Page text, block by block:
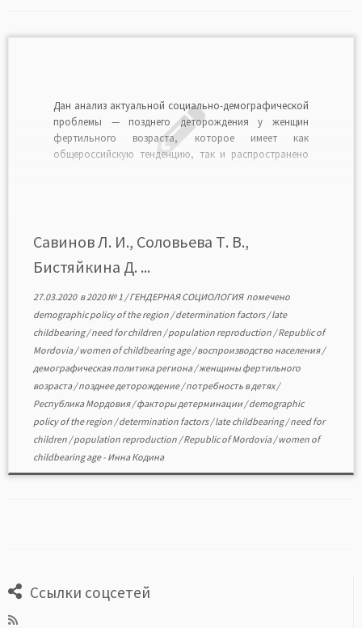
Дан анализ актуальной социально-демографической
проблемы — позднего деторождения у женщин
фертильного возраста, которое имеет как
общероссийскую тенденцию, так и распространено
существенным образом влияют меры и условия
государственной поддержки. Выявлено, что […]
Савинов Л. И., Соловьева Т. В.,
Бистяйкина Д. ...
27.03.2020в2020 № 1 /ГЕНДЕРНАЯ СОЦИОЛОГИЯ помечено
demographic policy of the region /determination factors/late
childbearing/need for children /population reproduction /Republic of
Mordovia/women of childbearing age/воспроизводство населения/
демографическая политика региона/женщины фертильного
возраста/позднее деторождение/потребность в детях/
Республика Мордовия/факторы детерминации /demographic
policy of the region /determination factors/late childbearing/need for
children /population reproduction /Republic of Mordovia/women of
childbearing age- Инна Кодина
Ссылки соцсетей